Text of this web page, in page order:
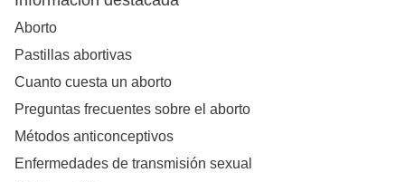
Aborto
Pastillas abortivas
Cuanto cuesta un aborto
Preguntas frecuentes sobre el aborto
Métodos anticonceptivos
Enfermedades de transmisión sexual